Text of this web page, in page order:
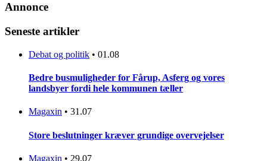
Annonce
Seneste artikler
Debat og politik • 01.08
Bedre busmuligheder for Fårup, Asferg og vores
landsbyer fordi hele kommunen tæller
Magaxin • 31.07
Store beslutninger kræver grundige overvejelser
Magaxin • 29.07